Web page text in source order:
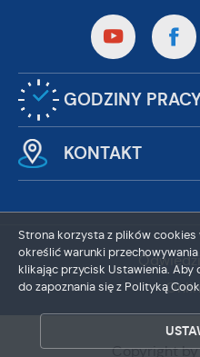
GODZINY
KONTAKT
Copyright
Strona korzysta z plików cookies
określić warunki
klikając przycisk Ustawienia.
do zapoznania się z Polityką
ZEZWÓL